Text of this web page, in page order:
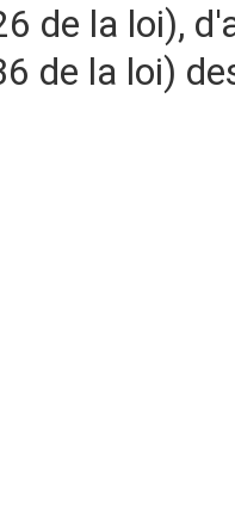
de la loi),
de la loi)